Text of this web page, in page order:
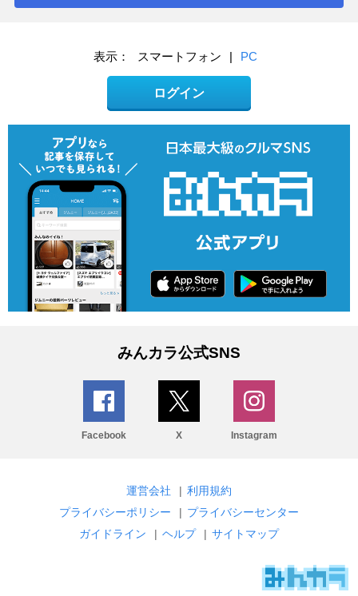
表示： スマートフォン | PC
ログイン
みんカラ公式SNS
Facebook X Instagram
運営会社 | 利用規約
プライバシーポリシー
| プライバシーセンター
ガイドライン
| ヘルプ | サイトマップ